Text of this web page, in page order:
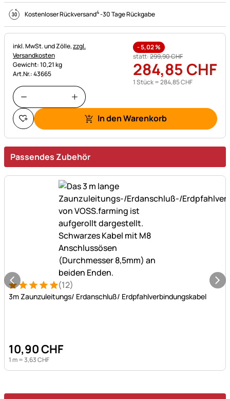
Kostenloser Rückversand4-30 Tage Rückgabe
Steuerhinweis:
inkl. MwSt. und Zölle,zzgl.
Versandkosten
Gewicht: 10,21 kg
Art.Nr.: 43665
-5,02%
statt:299,90CHF
284,85 CHF
1 Stück =284,85CHF
In den Warenkorb
Passendes Zubehör
Bewertung: 5 von 5 (12 Bewertungen)
12 Bewertungen
(12)
3m Zaunzuleitungs/ Erdanschluß/ Erdpfahlverbindungskabel
10,90CHF
1 m =3,63CHF